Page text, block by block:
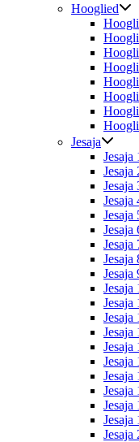
Hooglied
Jesaja
Jesaja
Jesaja
Jesaja
Jesaja
Jesaja
Jesaja
Jesaja
Jesaja
Jesaja
Jesaja
Jesaja
Jesaja
Jesaja
Jesaja
Jesaja
Jesaja
Jesaja
Jesaja
Jesaja
Jesaja